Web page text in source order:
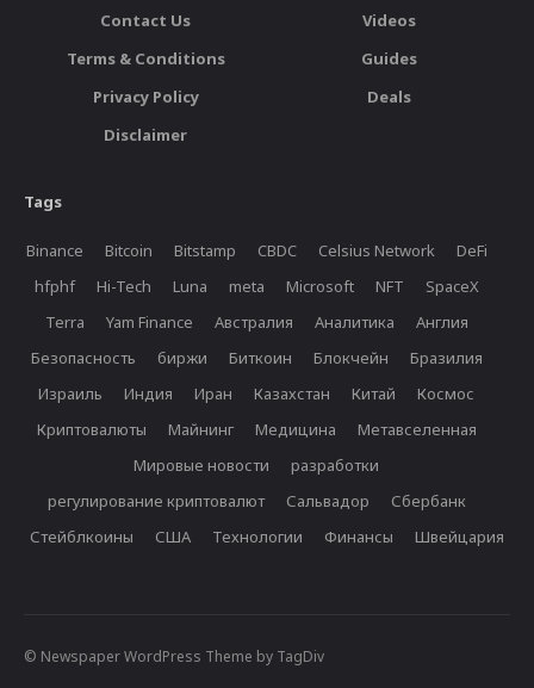
Contact Us
Terms & Conditions
Privacy Policy
Disclaimer
Videos
Guides
Deals
Tags
Binance Bitcoin Bitstamp CBDC Celsius Network
DeFi
hfphf
Hi-Tech Luna meta Microsoft NFT
SpaceX
Terra
Yam Finance Австралия Аналитика
Англия
Безопасность
биржи Биткоин Блокчейн
Бразилия
Израиль
Индия Иран Казахстан Китай
Космос
Криптовалюты
Майнинг Медицина
Метавселенная
Мировые новости
разработки
регулирование криптовалют
Сальвадор
Сбербанк
Стейблкоины
США Технологии Финансы Швейцария
© Newspaper WordPress Theme by TagDiv